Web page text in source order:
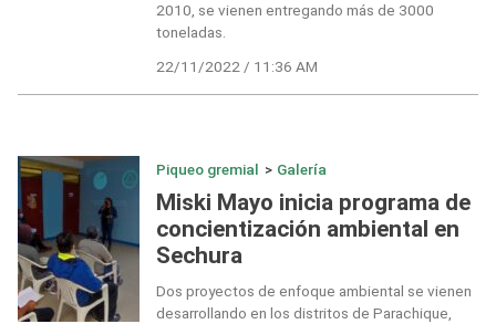
2010, se vienen entregando más de 3000
toneladas.
22/11/2022 / 11:36 AM
Piqueo gremial > Galería
Miski Mayo inicia programa de
concientización ambiental en
Sechura
Dos proyectos de enfoque ambiental se vienen
desarrollando en los distritos de Parachique,